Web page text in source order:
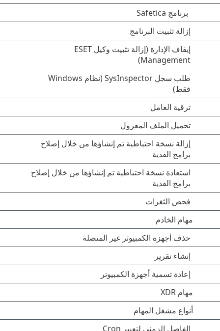
برنامج Safetica
إزالة تثبيت البرنامج
إيقاف الإدارة (إزالة تثبيت وكيل ESET
Management)
طلب سجل SysInspector (نظام Windows
فقط)
ترقية العامل
تحميل الملف المعزول
إزالة نسخة احتياطية تم إنشاؤها من خلال إصلاح
برامج الفدية
استعادة نسخة احتياطية تم إنشاؤها من خلال إصلاح
برامج الفدية
فحص الثغرات
مهام الخادم
حذف أجهزة الكمبيوتر غير المتصلة
إنشاء تقرير
إعادة تسمية أجهزة الكمبيوتر
مهام XDR
أنواع مشغل المهام
الفاصل الزمني لتعبير Cron